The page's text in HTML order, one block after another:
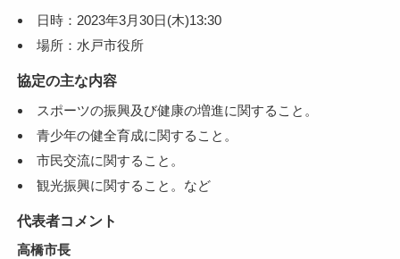
日時：2023年3月30日(木)13:30
場所：水戸市役所
協定の主な内容
スポーツの振興及び健康の増進に関すること。
青少年の健全育成に関すること。
市民交流に関すること。
観光振興に関すること。など
代表者コメント
高橋市長